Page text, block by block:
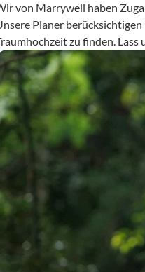
von Marrywell haben
Planer
zu finden. Lass